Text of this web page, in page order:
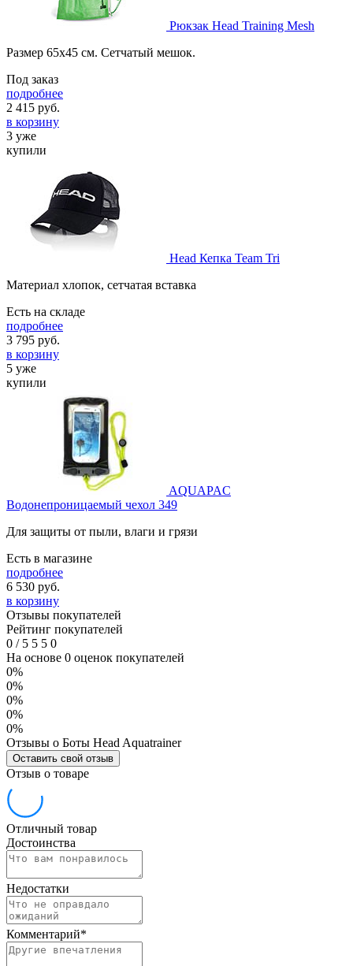
Рюкзак Head Training Mesh
Размер 65х45 см. Сетчатый мешок.
Под заказ
подробнее
2 415 руб.
в корзину
3 уже
купили
Head Кепка Team Tri
Материал хлопок, сетчатая вставка
Есть на складе
подробнее
3 795 руб.
в корзину
5 уже
купили
AQUAPAC
Водонепроницаемый чехол 349
Для защиты от пыли, влаги и грязи
Есть в магазине
подробнее
6 530 руб.
в корзину
Отзывы покупателей
Рейтинг покупателей
0 /5 5 5 0
На основе 0 оценок покупателей
0%
0%
0%
0%
0%
Отзывы о Боты Head Aquatrainer
Оставить свой отзыв
Отзыв о товаре
Отличный товар
Достоинства
Недостатки
Комментарий*